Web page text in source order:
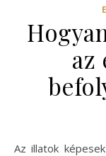
az
Az illatok képesek egyszerre megragadni a pillanatot és